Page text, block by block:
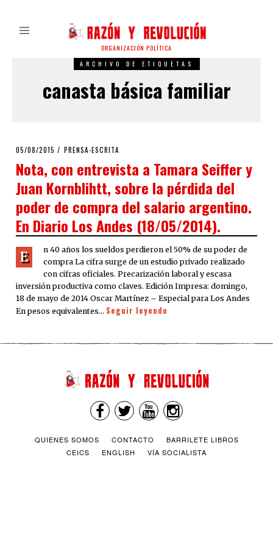
ORGANIZACIÓN POLÍTICA
ARCHIVO DE ETIQUETAS
canasta básica familiar
POSTED
05/08/2015 PRENSA-ESCRITA
Nota, con entrevista a Tamara Seiffer y
Juan Kornblihtt, sobre la pérdida del
poder de compra del salario argentino.
En Diario Los Andes (18/05/2014).
E
n 40 años los sueldos perdieron el 50% de su poder de
compra La cifra surge de un estudio privado realizado
con cifras oficiales. Precarización laboral y escasa
inversión productiva como claves. Edición Impresa: domingo,
18 de mayo de 2014 Oscar Martínez – Especial para Los Andes
En pesos equivalentes… Seguir leyendo
QUIENES SOMOS CONTACTO
BARRILETE LIBROS
CEICS
ENGLISH VÍA SOCIALISTA